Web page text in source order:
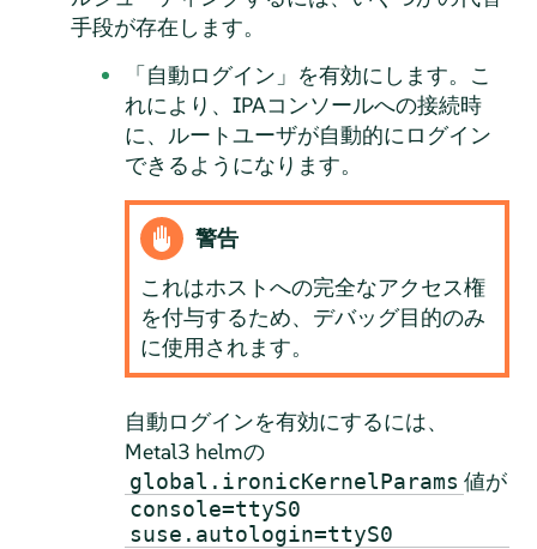
手段が存在します。
「自動ログイン」を有効にします。こ
れにより、IPAコンソールへの接続時
に、ルートユーザが自動的にログイン
できるようになります。
警告
これはホストへの完全なアクセス権
を付与するため、デバッグ目的のみ
に使用されます。
自動ログインを有効にするには、
Metal3 helmの
global.ironicKernelParams 値が
console=ttyS0
suse.autologin=ttyS0